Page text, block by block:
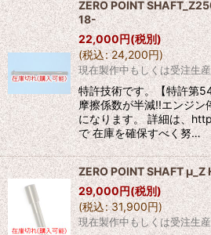
ZERO POINT
18-
22,000円(税別)
(税込: 24,200円)
現在製作中もしくは受注生産
特許技術です。【特許第
摩擦係数が半減!!エンジン
になります。 詳細は、
で 在庫を確保すべく努…
ZERO POINT SHAFT μ_Z
29,000円(税別)
(税込: 31,900円)
現在製作中もしくは受注生産